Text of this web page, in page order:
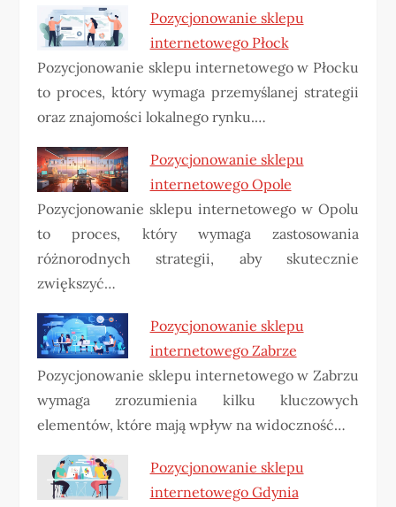
Pozycjonowanie sklepu
internetowego Płock
Pozycjonowanie sklepu internetowego w Płocku
to proces, który wymaga przemyślanej strategii
oraz znajomości lokalnego rynku.…
Pozycjonowanie sklepu
internetowego Opole
Pozycjonowanie sklepu internetowego w Opolu
to proces, który wymaga zastosowania
różnorodnych strategii, aby skutecznie
zwiększyć…
Pozycjonowanie sklepu
internetowego Zabrze
Pozycjonowanie sklepu internetowego w Zabrzu
wymaga zrozumienia kilku kluczowych
elementów, które mają wpływ na widoczność…
Pozycjonowanie sklepu
internetowego Gdynia